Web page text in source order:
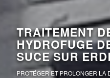
TRAITEMENT
HYDROFUGE
SUCE SUR
PROTÉGER ET PROLONGER LA